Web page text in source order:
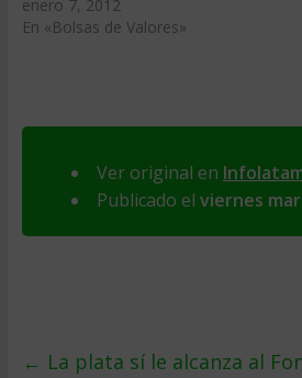
enero 7, 2012
En «Bolsas de Valores»
Ver original en
Publicado el viernes
← La plata sí­ le alcanza al